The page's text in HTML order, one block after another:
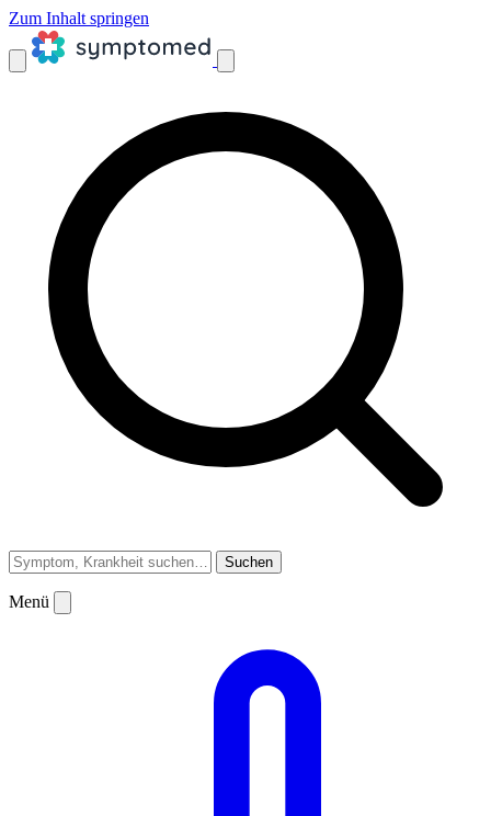
Zum Inhalt springen
Suchen
Menü